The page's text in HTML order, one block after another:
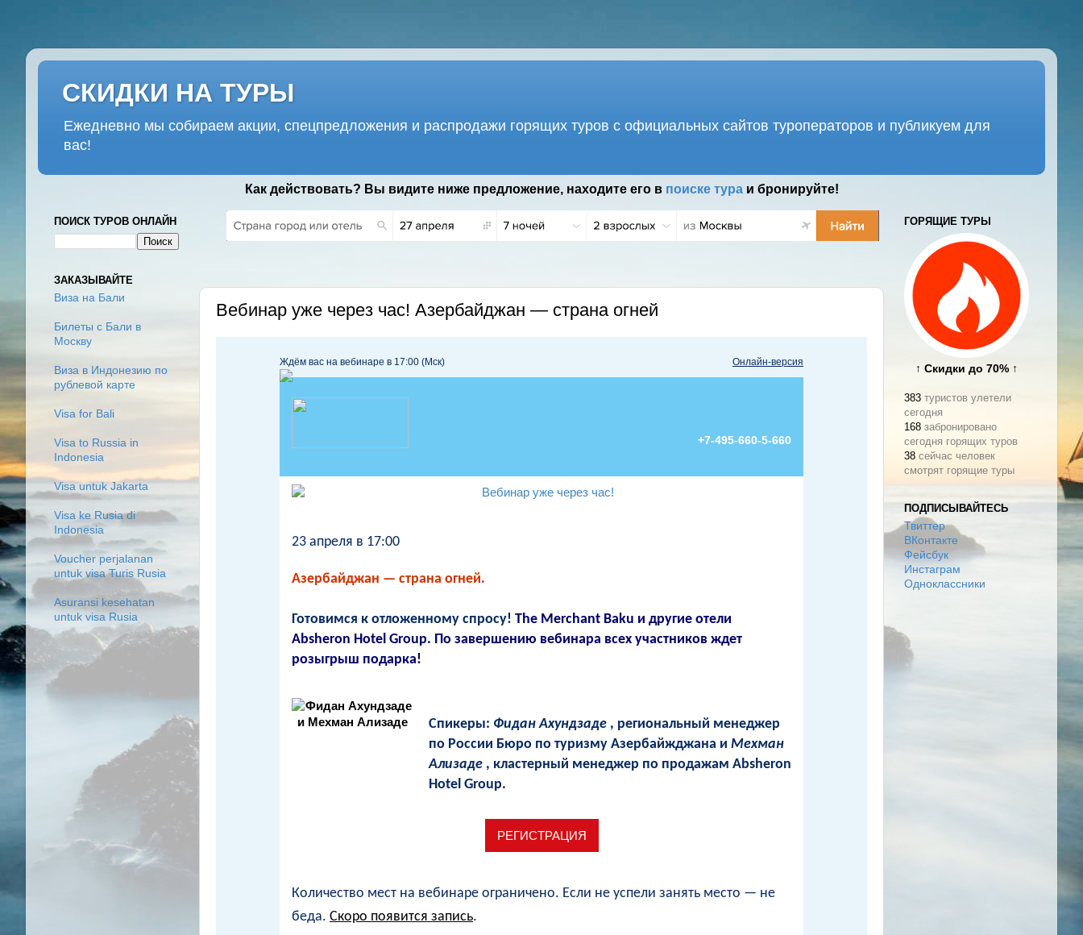
СКИДКИ НА ТУРЫ
Ежедневно мы собираем акции, спецпредложения и распродажи горящих туров с официальных сайтов туроператоров и публикуем для
вас!
Как действовать? Вы видите ниже предложение, находите его в поиске тураи бронируйте!
Вебинар уже через час! Азербайджан — страна огней
Ждём вас на вебинаре в 17:00 (Мск) Онлайн-версия
+7-495-660-5-660
23 апреля в 17:00
Азербайджан — страна огней.
Готовимся к отложенному спросу! The Merchant Baku и другие отели
Absheron Hotel Group. По завершению вебинара всех участников ждет
розыгрыш подарка!
Спикеры: Фидан Ахундзаде , региональный менеджер
по России Бюро по туризму Азербайжджана и Мехман
Ализаде , кластерный менеджер по продажам Absheron
Hotel Group.
РЕГИСТРАЦИЯ
Количество мест на вебинаре ограничено. Если не успели занять место — не
беда. Скоро появится запись.
ПОИСК ТУРОВ ОНЛАЙН
ЗАКАЗЫВАЙТЕ
Виза на Бали
Билеты с Бали в
Москву
Виза в Индонезию по
рублевой карте
Visa for Bali
Visa to Russia in
Indonesia
Visa untuk Jakarta
Visa ke Rusia di
Indonesia
Voucher perjalanan
untuk visa Turis Rusia
Asuransi kesehatan
untuk visa Rusia
ГОРЯЩИЕ ТУРЫ
↑ Скидки до 70% ↑
383 туристов улетели
сегодня
168 забронировано
сегодня горящих туров
38 сейчас человек
смотрят горящие туры
ПОДПИСЫВАЙТЕСЬ
Твиттер
ВКонтакте
Фейсбук
Инстаграм
Одноклассники